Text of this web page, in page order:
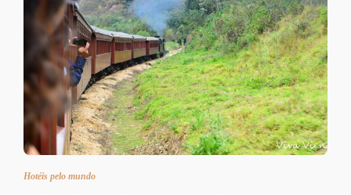
Hotéis pelo mundo